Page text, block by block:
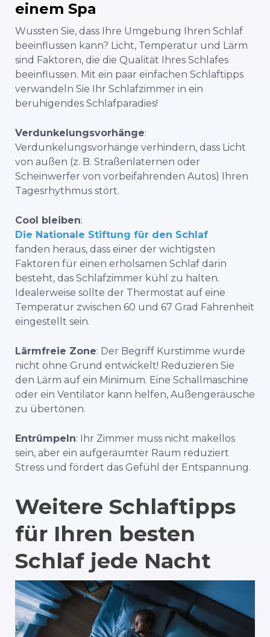
einem Spa
Wussten Sie, dass Ihre Umgebung Ihren Schlaf
beeinflussen kann? Licht, Temperatur und Lärm
sind Faktoren, die die Qualität Ihres Schlafes
beeinflussen. Mit ein paar einfachen Schlaftipps
verwandeln Sie Ihr Schlafzimmer in ein
beruhigendes Schlafparadies!
Verdunkelungsvorhänge:
Verdunkelungsvorhänge verhindern, dass Licht
von außen (z. B. Straßenlaternen oder
Scheinwerfer von vorbeifahrenden Autos) Ihren
Tagesrhythmus stört.
Cool bleiben:
Die Nationale Stiftung für den Schlaf
fanden heraus, dass einer der wichtigsten
Faktoren für einen erholsamen Schlaf darin
besteht, das Schlafzimmer kühl zu halten.
Idealerweise sollte der Thermostat auf eine
Temperatur zwischen 60 und 67 Grad Fahrenheit
eingestellt sein.
Lärmfreie Zone: Der Begriff Kurstimme wurde
nicht ohne Grund entwickelt! Reduzieren Sie
den Lärm auf ein Minimum. Eine Schallmaschine
oder ein Ventilator kann helfen, Außengeräusche
zu übertönen.
Entrümpeln: Ihr Zimmer muss nicht makellos
sein, aber ein aufgeräumter Raum reduziert
Stress und fördert das Gefühl der Entspannung.
Weitere Schlaftipps
für Ihren besten
Schlaf jede Nacht